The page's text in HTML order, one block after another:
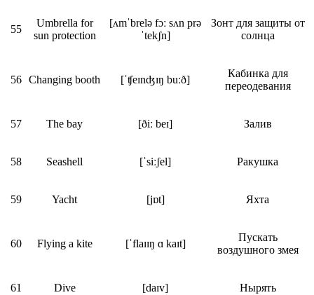
55
Umbrella for
sun protection
[ʌmˈbrelə fɔː sʌn prə
ˈtekʃn]
Зонт для защиты от
солнца
56 Changing booth [ˈʧeɪnʤɪŋ buːð]
Кабинка для
переодевания
57 The bay [ðiː beɪ] Залив
58 Seashell [ˈsiːʃel] Ракушка
59 Yacht [jɒt] Яхта
60 Flying a kite [ˈflaɪɪŋ ɑ kaɪt]
Пускать
воздушного змея
61 Dive [daɪv] Нырять